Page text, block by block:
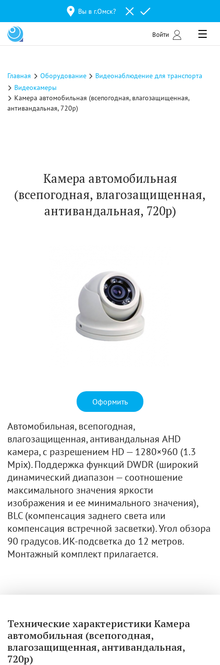
Вы в г.Омск?
Войти
Главная Оборудование
Видеонаблюдение для транспорта
Видеокамеры
Камера автомобильная (всепогодная, влагозащищенная,
антивандальная, 720р)
Камера автомобильная
(всепогодная, влагозащищенная,
антивандальная, 720р)
Оформить
Автомобильная, всепогодная,
влагозащищенная, антивандальная AHD
камера, с разрешением HD — 1280×960 (1.3
Mpix). Поддержка функций DWDR (широкий
динамический диапазон — соотношение
максимального значения яркости
изображения и ее минимального значения),
BLC (компенсация заднего света или
компенсация встречной засветки). Угол обзора
90 градусов. ИК-подсветка до 12 метров.
Монтажный комплект прилагается.
Технические характеристики Камера
автомобильная (всепогодная,
влагозащищенная, антивандальная,
720р)